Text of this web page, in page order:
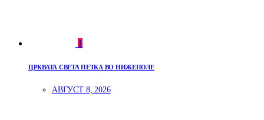
1
ЦРКВАТА СВЕТА ПЕТКА ВО НИЖЕПОЛЕ
АВГУСТ 8, 2026